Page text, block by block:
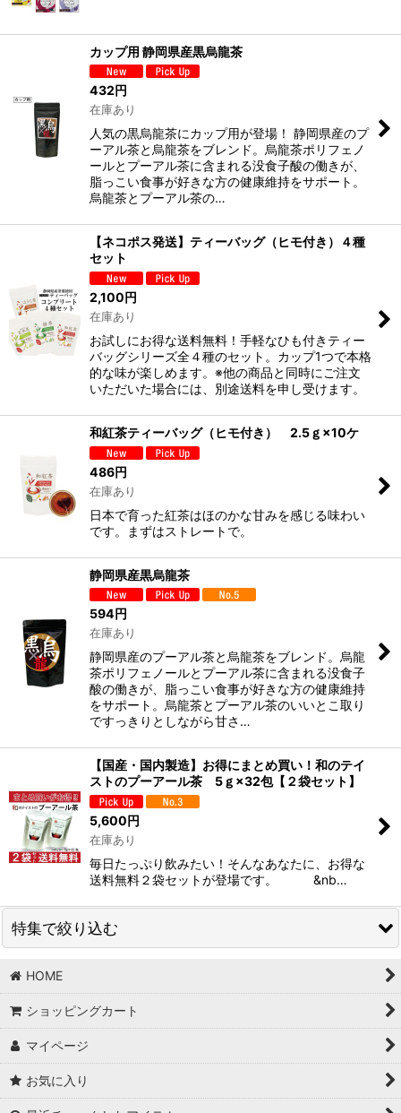
カップ用 静岡県産黒烏龍茶
432円
在庫あり
人気の黒烏龍茶にカップ用が登場！ 静岡県産のプ
ーアル茶と烏龍茶をブレンド。烏龍茶ポリフェノ
ールとプーアル茶に含まれる没食子酸の働きが、
脂っこい食事が好きな方の健康維持をサポート。
烏龍茶とプーアル茶の…
【ネコポス発送】ティーバッグ（ヒモ付き）４種
セット
2,100円
在庫あり
お試しにお得な送料無料！手軽なひも付きティー
バッグシリーズ全４種のセット。カップ1つで本格
的な味が楽しめます。※他の商品と同時にご注文
いただいた場合には、別途送料を申し受けます。
和紅茶ティーバッグ（ヒモ付き） 2.5ｇ×10ケ
486円
在庫あり
日本で育った紅茶はほのかな甘みを感じる味わい
です。まずはストレートで。
静岡県産黒烏龍茶
594円
在庫あり
静岡県産のプーアル茶と烏龍茶をブレンド。烏龍
茶ポリフェノールとプーアル茶に含まれる没食子
酸の働きが、脂っこい食事が好きな方の健康維持
をサポート。烏龍茶とプーアル茶のいいとこ取り
ですっきりとしながら甘さ…
【国産・国内製造】お得にまとめ買い！和のテイ
ストのプーアール茶 5ｇ×32包【２袋セット】
5,600円
在庫あり
毎日たっぷり飲みたい！そんなあなたに、お得な
送料無料２袋セットが登場です。 &nb…
特集で絞り込む
【形で選ぶ】リーフタイプ
【形で選ぶ】ティーバッグタイプ
【種類で選ぶ】緑茶
HOME
ショッピングカート
マイページ
お気に入り